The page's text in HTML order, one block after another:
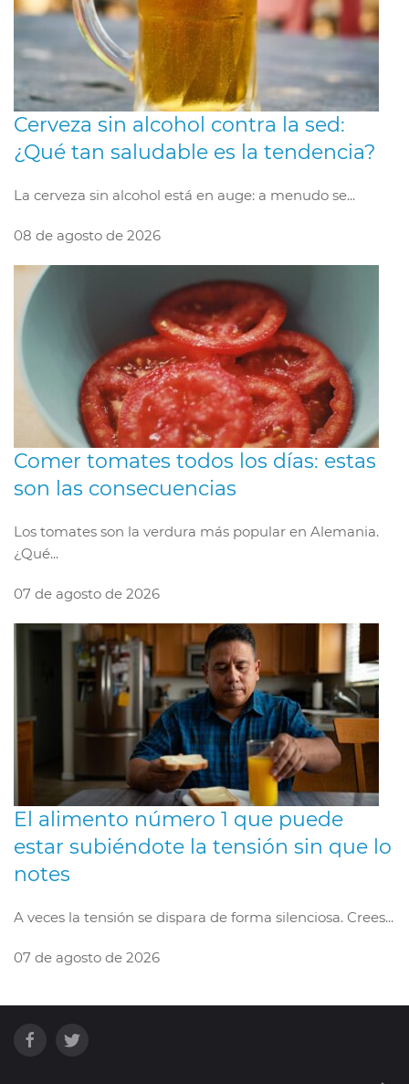
Cerveza sin alcohol contra la sed:
¿Qué tan saludable es la tendencia?
La cerveza sin alcohol está en auge: a menudo se...
08 de agosto de 2026
Comer tomates todos los días: estas
son las consecuencias
Los tomates son la verdura más popular en Alemania.
¿Qué...
07 de agosto de 2026
El alimento número 1 que puede
estar subiéndote la tensión sin que lo
notes
A veces la tensión se dispara de forma silenciosa. Crees...
07 de agosto de 2026